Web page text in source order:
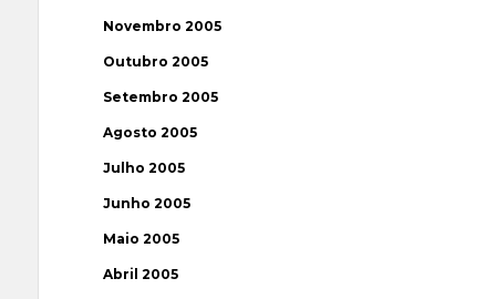
Novembro 2005
Outubro 2005
Setembro 2005
Agosto 2005
Julho 2005
Junho 2005
Maio 2005
Abril 2005